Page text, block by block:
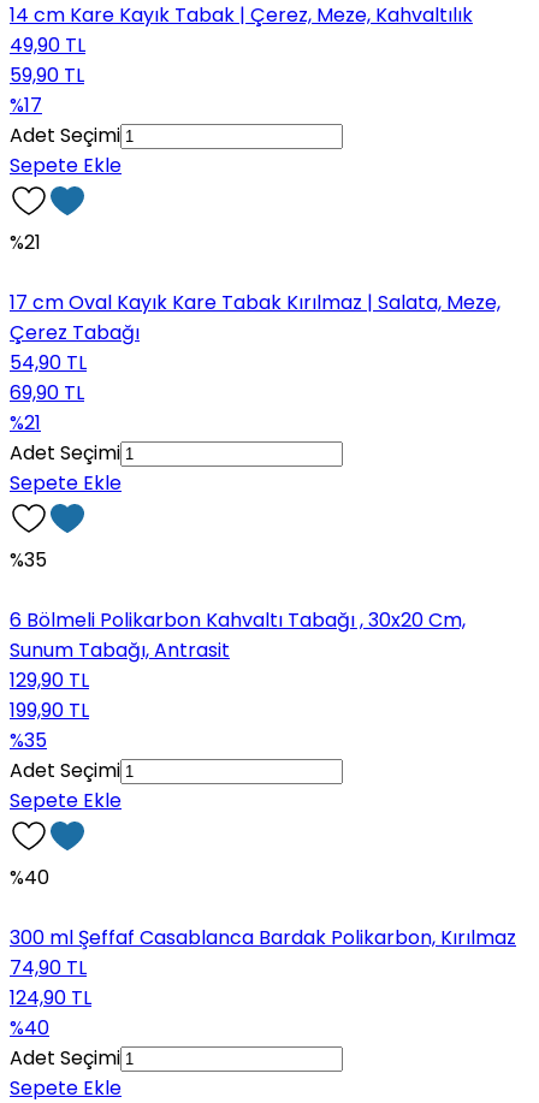
14 cm Kare Kayık Tabak | Çerez, Meze, Kahvaltılık
49,90 TL
59,90 TL
%17
Adet Seçimi
Sepete Ekle
%21
17 cm Oval Kayık Kare Tabak Kırılmaz | Salata, Meze,
Çerez Tabağı
54,90 TL
69,90 TL
%21
Adet Seçimi
Sepete Ekle
%35
6 Bölmeli Polikarbon Kahvaltı Tabağı , 30x20 Cm,
Sunum Tabağı, Antrasit
129,90 TL
199,90 TL
%35
Adet Seçimi
Sepete Ekle
%40
300 ml Şeffaf Casablanca Bardak Polikarbon, Kırılmaz
74,90 TL
124,90 TL
%40
Adet Seçimi
Sepete Ekle